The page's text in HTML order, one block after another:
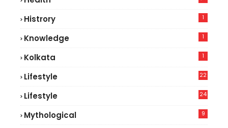
Histrory 1
Knowledge 1
Kolkata 1
Lifestyle
22
Lifestyle
24
Mythological 9